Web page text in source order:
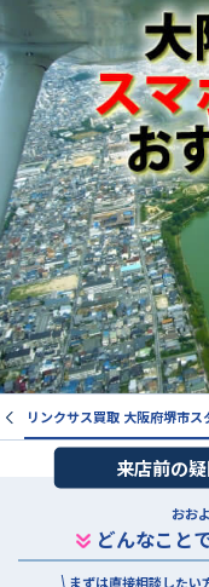
リンクサス買取 大阪府堺市
来店前の
おお
どんなこと
まずは直接相談したい